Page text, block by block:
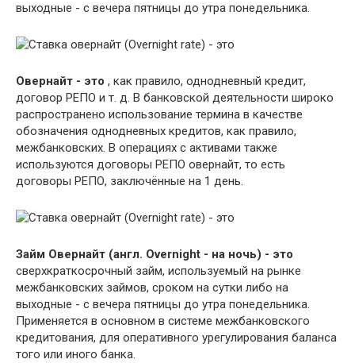
выходные - с вечера пятницы до утра понедельника.
Овернaйт - это , как правило, однодневный кредит,
договор РЕПО и т. д. В банковской деятельности широко
распространено использование термина в качестве
обозначения однодневных кредитов, как правило,
межбанковских. В операциях с активами также
используются договоры РЕПО овернайт, то есть
договоры РЕПО, заключённые на 1 день.
Займ Овернайт (англ. Overnight - на ночь) - это
сверхкраткосрочный займ, используемый на рынке
межбанковских займов, сроком на сутки либо на
выходные - с вечера пятницы до утра понедельника.
Применяется в основном в системе межбанковского
кредитования, для оперативного урегулирования баланса
того или иного банка.